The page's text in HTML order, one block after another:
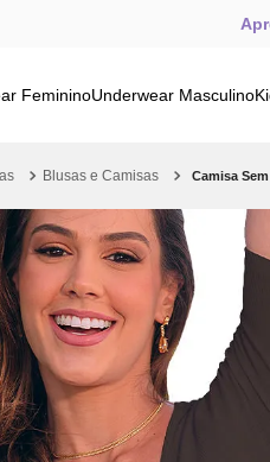
FemininoUnderwear Masculino
Blusas e Camisas